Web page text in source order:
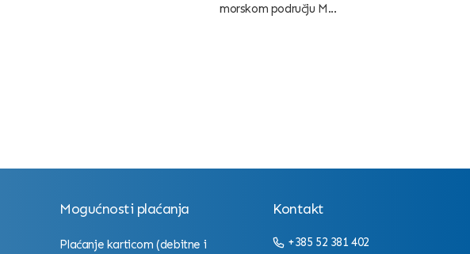
morskom području M...
Mogućnosti plaćanja
Plaćanje karticom (debitne i
Kontakt
+385 52 381 402